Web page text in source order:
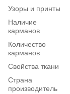
Узоры и принты
Наличие
карманов
Количество
карманов
Свойства ткани
Страна
производитель